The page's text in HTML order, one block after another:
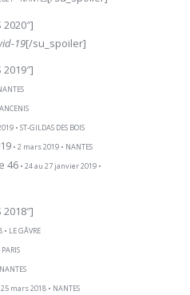
19[/su_spoiler]
• ST-GILDAS DES BOIS
• 2 mars 2019 • NANTES
46 • 24 au 27 janvier 2019 •
LE GÂVRE
25 mars 2018 • NANTES